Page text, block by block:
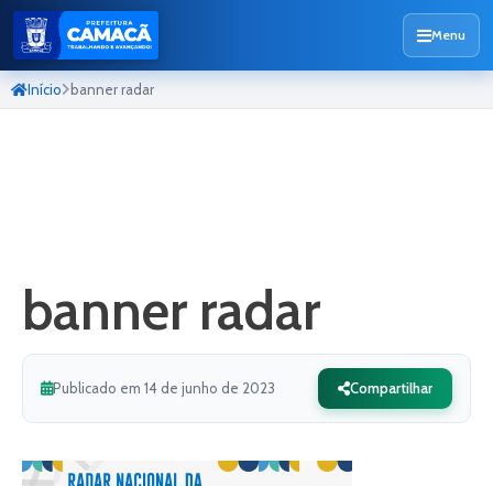
Menu
Início banner radar
banner radar
Publicado em 14 de junho de 2023 Compartilhar